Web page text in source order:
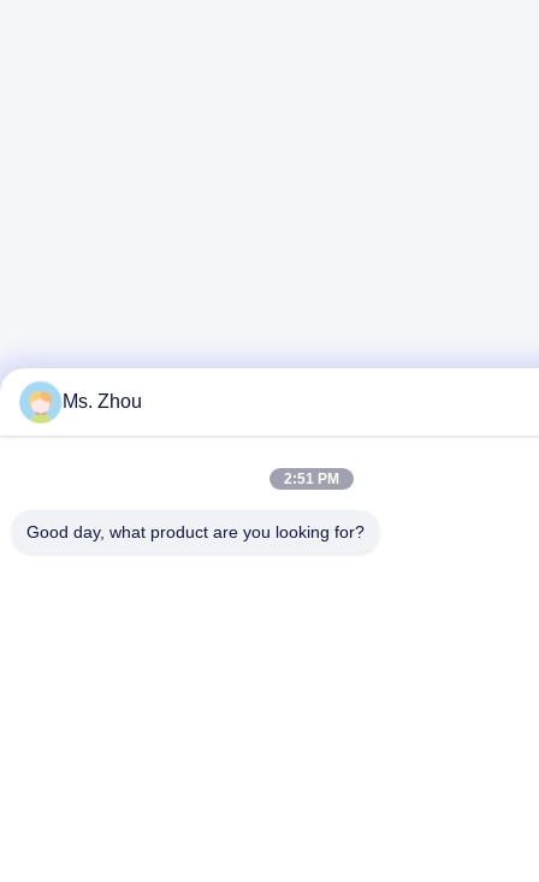
Ms. Zhou
2:51 PM
Good day, what product are you looking for?